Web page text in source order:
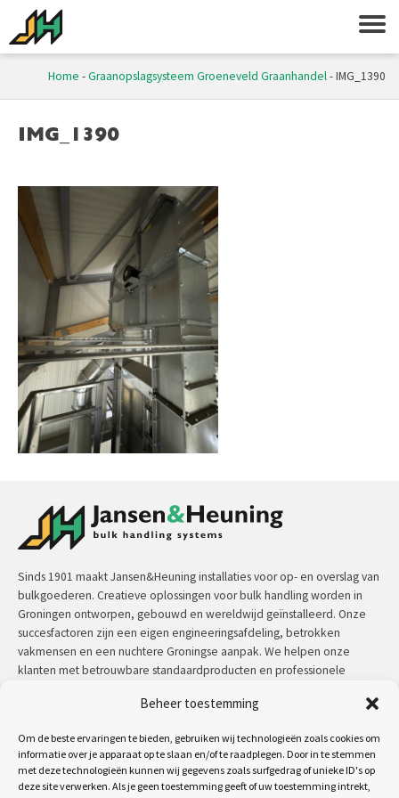
Beheer toestemming
Om de beste ervaringen te bieden, gebruiken wij technologieën zoals cookies om
informatie over je apparaat op te slaan en/of te raadplegen. Door in te stemmen
met deze technologieën kunnen wij gegevens zoals surfgedrag of unieke ID's op
deze site verwerken. Als je geen toestemming geeft of uw toestemming intrekt,
Home -Graanopslagsysteem Groeneveld Graanhandel-IMG_1390
IMG_1390
Sinds 1901 maakt Jansen&Heuning installaties voor op- en overslag van
bulkgoederen. Creatieve oplossingen voor bulk handling worden in
Groningen ontworpen, gebouwd en wereldwijd geïnstalleerd. Onze
succesfactoren zijn een eigen engineeringsafdeling, betrokken
vakmensen en een nuchtere Groningse aanpak. We helpen onze
klanten met betrouwbare standaardproducten en professionele
lees meer